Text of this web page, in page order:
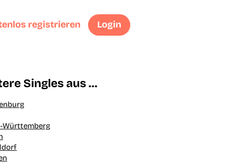
registrieren Login
Singles aus …
Württemberg